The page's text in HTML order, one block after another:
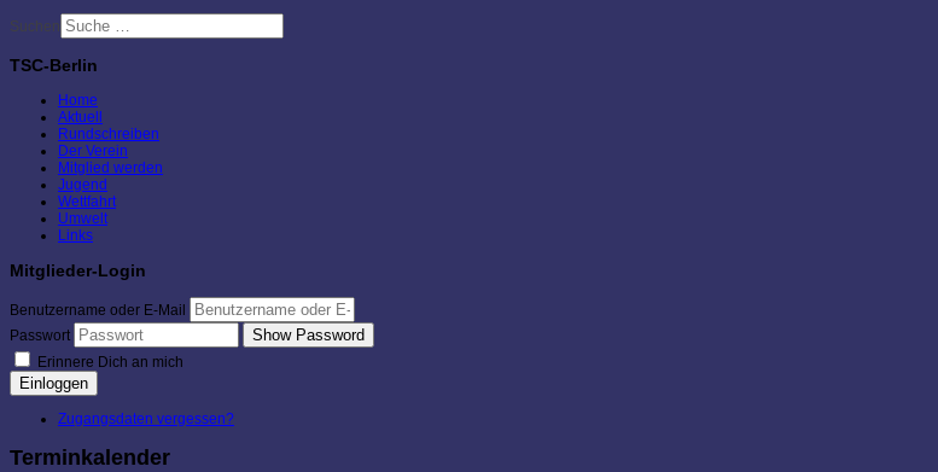
Suchen
TSC-Berlin
Home
Aktuell
Rundschreiben
Der Verein
Mitglied werden
Jugend
Wettfahrt
Umwelt
Links
Mitglieder-Login
Benutzername oder E-Mail
Passwort
Show Password
Erinnere Dich an mich
Einloggen
Zugangsdaten vergessen?
Terminkalender